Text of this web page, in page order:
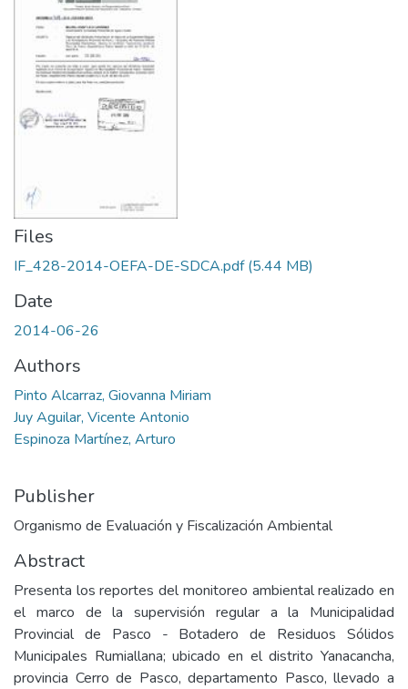
Files
IF_428-2014-OEFA-DE-SDCA.pdf(5.44 MB)
Date
2014-06-26
Authors
Pinto Alcarraz, Giovanna Miriam
Juy Aguilar, Vicente Antonio
Espinoza Martínez, Arturo
Publisher
Organismo de Evaluación y Fiscalización Ambiental
Abstract
Presenta los reportes del monitoreo ambiental realizado en
el marco de la supervisión regular a la Municipalidad
Provincial de Pasco - Botadero de Residuos Sólidos
Municipales Rumiallana; ubicado en el distrito Yanacancha,
provincia Cerro de Pasco, departamento Pasco, llevado a